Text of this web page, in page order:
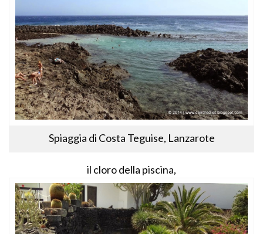
Spiaggia di Costa Teguise, Lanzarote
il cloro della piscina,